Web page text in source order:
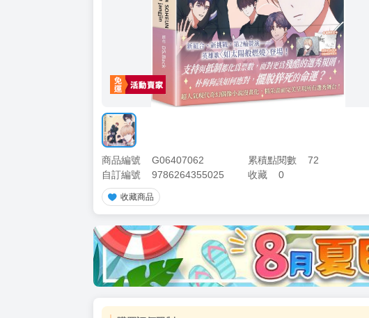
商品編號 G06407062 累積點閱數
72
自訂編號
9786264355025 收藏 0
收藏商品